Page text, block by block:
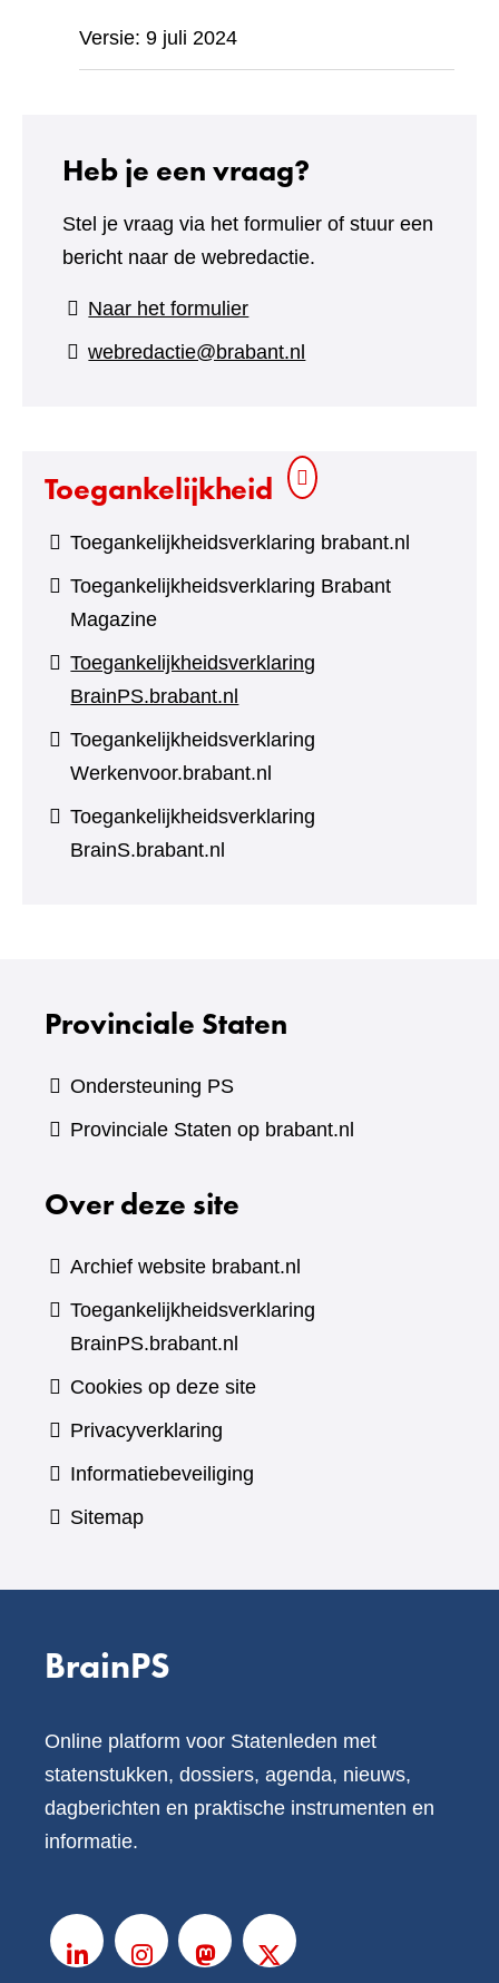
Versie: 9 juli 2024
Heb je een vraag?
Stel je vraag via het formulier of stuur een
bericht naar de webredactie.
Naar het formulier(verwijst
naar
webredactie@brabant.nl
Toegankelijkheid
Toegankelijkheidsverklaring brabant.nl
Toegankelijkheidsverklaring Brabant
Magazine
Toegankelijkheidsverklaring
BrainPS.brabant.nl
Toegankelijkheidsverklaring
Werkenvoor.brabant.nl
Toegankelijkheidsverklaring
BrainS.brabant.nl
Provinciale Staten
Ondersteuning PS
Provinciale Staten op brabant.nl
Over deze site
Archief website brabant.nl
Toegankelijkheidsverklaring
BrainPS.brabant.nl
Cookies op deze site
Privacyverklaring
Informatiebeveiliging
Sitemap
BrainPS
Online platform voor Statenleden met
statenstukken, dossiers, agenda, nieuws,
dagberichten en praktische instrumenten en
informatie.